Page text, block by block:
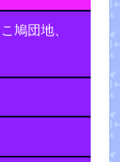
鳩団地、